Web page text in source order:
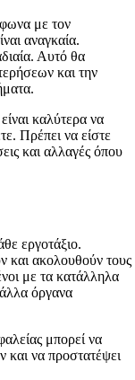
με τον
αναγκαία.
Αυτό θα
και την
καλύτερα να
Πρέπει να είστε
και αλλαγές όπου
εργοτάξιο.
και ακολουθούν τους
με τα κατάλληλα
όργανα
μπορεί να
και να προστατέψει